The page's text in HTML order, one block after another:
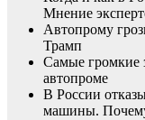
Мнение
Автопрому
Трамп
Самые громкие
автопроме
В России
машины.